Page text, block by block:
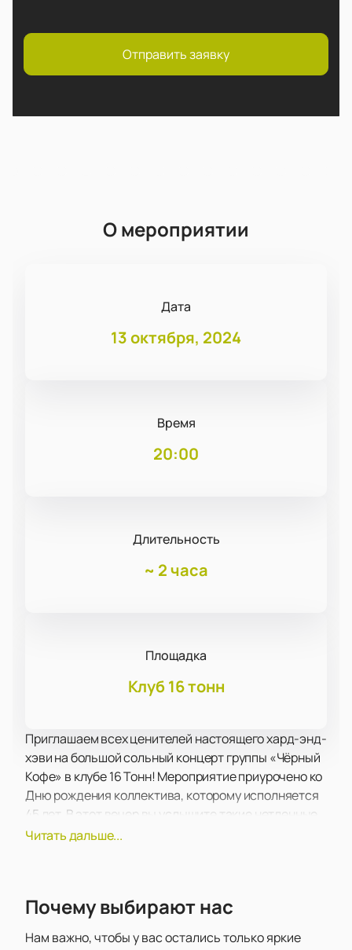
Отправить заявку
О мероприятии
Дата
13 октября, 2024
Время
20:00
Длительность
~ 2 часа
Площадка
Клуб 16 тонн
Приглашаем всех ценителей настоящего хард-энд-
хэви на большой сольный концерт группы «Чёрный
Кофе» в клубе 16 Тонн! Мероприятие приурочено ко
Дню рождения коллектива, которому исполняется
45 лет. В этот вечер вы услышите такие нетленные
хиты, как «Вольному — воля», «Владимирская
«Чёрный Кофе» — это не просто музыка, это
студийный альбом «Переступи порог» стал
Читать дальше...
Почему выбирают нас
Нам важно, чтобы у вас остались только яркие